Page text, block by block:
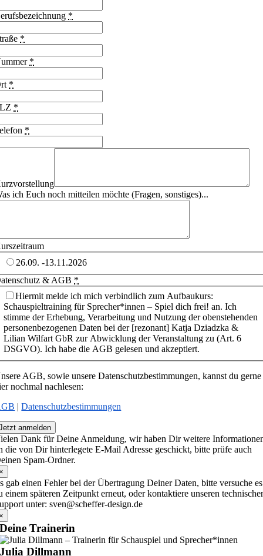
*
*
*
*
*
*
ich Euch noch mitteilen möchte (Fragen, sonstiges)...
26.09. -13.11.2026
& AGB *
Hiermit melde ich mich verbindlich zum Aufbaukurs:
Schauspieltraining für Sprecher*innen – Spiel dich frei! an. Ich
stimme der Erhebung, Verarbeitung und Nutzung der obenstehenden
personenbezogenen Daten bei der [rezonant] Katja Dziadzka &
Lilian Wilfart GbR zur Abwicklung der Veranstaltung zu (Art. 6
DSGVO). Ich habe die AGB gelesen und akzeptiert.
AGB, sowie unsere Datenschutzbestimmungen, kannst du gerne
nochmal nachlesen:
|Datenschutzbestimmungen
anmelden
Dank für Deine Anmeldung, wir haben Dir weitere
die von Dir hinterlegete E-Mail Adresse geschickt, bitte prüfe auch
Spam-Ordner.
gab einen Fehler bei der Übertragung Deiner Daten, bitte versuche es
einem späteren Zeitpunkt erneut, oder kontaktiere unseren
unter: sven@scheffer-design.de
Deine Trainerin
Julia Dillmann